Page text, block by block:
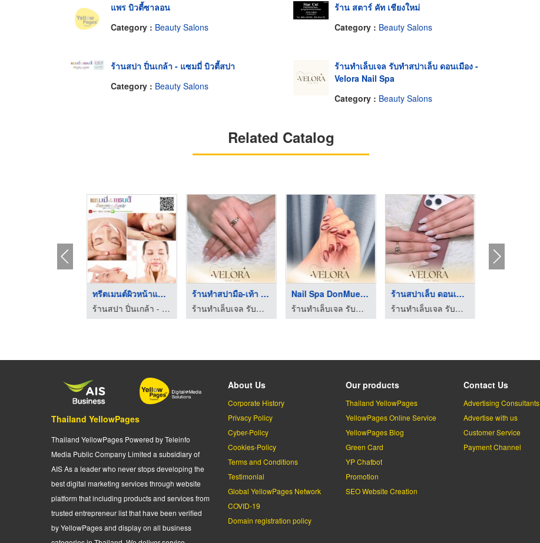
แพร บิวตี้ซาลอน
Category : Beauty Salons
ร้าน สตาร์ คัท เชียงใหม่
Category : Beauty Salons
ร้านสปา ปิ่นเกล้า - แซมมี่ บิวตี้สปา
Category : Beauty Salons
ร้านทำเล็บเจล รับทำสปาเล็บ ดอนเมือง -
Velora Nail Spa
Category : Beauty Salons
Related Catalog
ทรีตเมนต์ผิวหน้าและผ ...
ร้านสปา ปิ่นเกล้า - แซมมี่ บิวตี้สปา
ร้านทำสปามือ-เท้า คร ...
ร้านทำเล็บเจล รับทำสปาเล็บ ดอนเมือง - Velora Nail Spa
Nail Spa DonMueang
ร้านทำเล็บเจล รับทำสปาเล็บ ดอนเมือง - Velora Nail Spa
ร้านสปาเล็บ ดอนเมือง
ร้านทำเล็บเจล รับทำสปาเล็บ ดอนเมือง - Velora Nail Spa
Thailand YellowPages
Thailand YellowPages Powered by Teleinfo
Media Public Company Limited a subsidiary of
AIS As a leader who never stops developing the
best digital marketing services through website
platform that including products and services from
trusted entrepreneur list that have been verified
by YellowPages and display on all business
About Us
Corporate History
Privacy Policy
Cyber-Policy
Cookies-Policy
Terms and Conditions
Testimonial
Global YellowPages Network
COVID-19
Domain registration policy
Our products
Thailand YellowPages
YellowPages Online Service
YellowPages Blog
Green Card
YP Chatbot
Promotion
SEO Website Creation
Contact Us
Advertising Consultants
Advertise with us
Customer Service
Payment Channel